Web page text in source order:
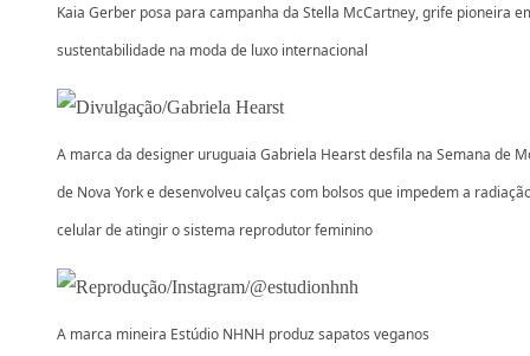
Kaia Gerber posa para campanha da Stella McCartney, grife pioneira
sustentabilidade na moda de luxo internacional
A marca da designer uruguaia Gabriela Hearst desfila na Semana de
de Nova York e desenvolveu calças com bolsos que impedem a
celular de atingir o sistema reprodutor feminino
A marca mineira Estúdio NHNH produz sapatos veganos